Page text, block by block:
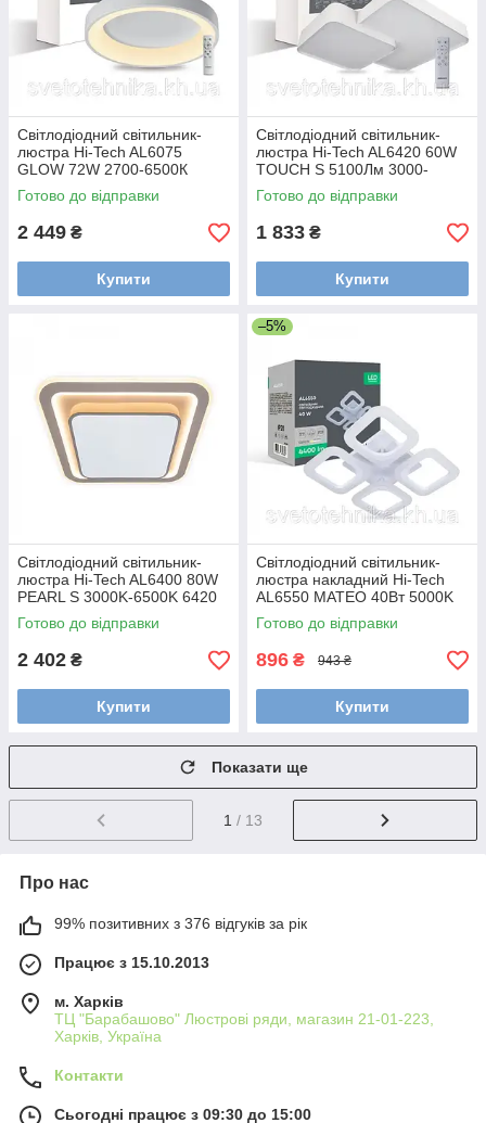
Світлодіодний світильник-
люстра Hi-Tech AL6075
GLOW 72W 2700-6500К
4820Лм 450х80 мм
Готово до відправки
2 449 ₴
Купити
Світлодіодний світильник-
люстра Hi-Tech AL6420 60W
TOUCH S 5100Лм 3000-
6500К 500х500х80мм
Готово до відправки
1 833 ₴
Купити
Світлодіодний світильник-
люстра Hi-Tech AL6400 80W
PEARL S 3000K-6500K 6420
Лм 480х480х70 мм
Готово до відправки
2 402 ₴
Купити
–5%
Світлодіодний світильник-
люстра накладний Hi-Tech
AL6550 MATEO 40Вт 5000K
4400Лм білий Ø355х70 мм
Готово до відправки
896 ₴ 943 ₴
Купити
Показати ще
1 / 13
Про нас
99% позитивних з 376 відгуків за рік
Працює з 15.10.2013
м. Харків
ТЦ "Барабашово" Люстрові ряди, магазин 21-01-223,
Харків, Україна
Контакти
Сьогодні працює з 09:30 до 15:00